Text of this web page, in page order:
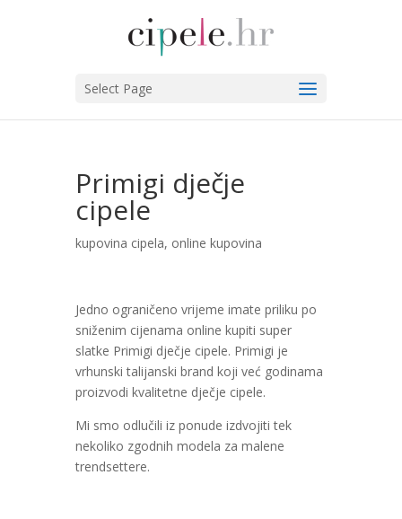
Select Page
Primigi dječje
cipele
kupovina cipela, online kupovina
Jedno ograničeno vrijeme imate priliku po
sniženim cijenama online kupiti super
slatke Primigi dječje cipele. Primigi je
vrhunski talijanski brand koji već godinama
proizvodi kvalitetne dječje cipele.
Mi smo odlučili iz ponude izdvojiti tek
nekoliko zgodnih modela za malene
trendsettere.